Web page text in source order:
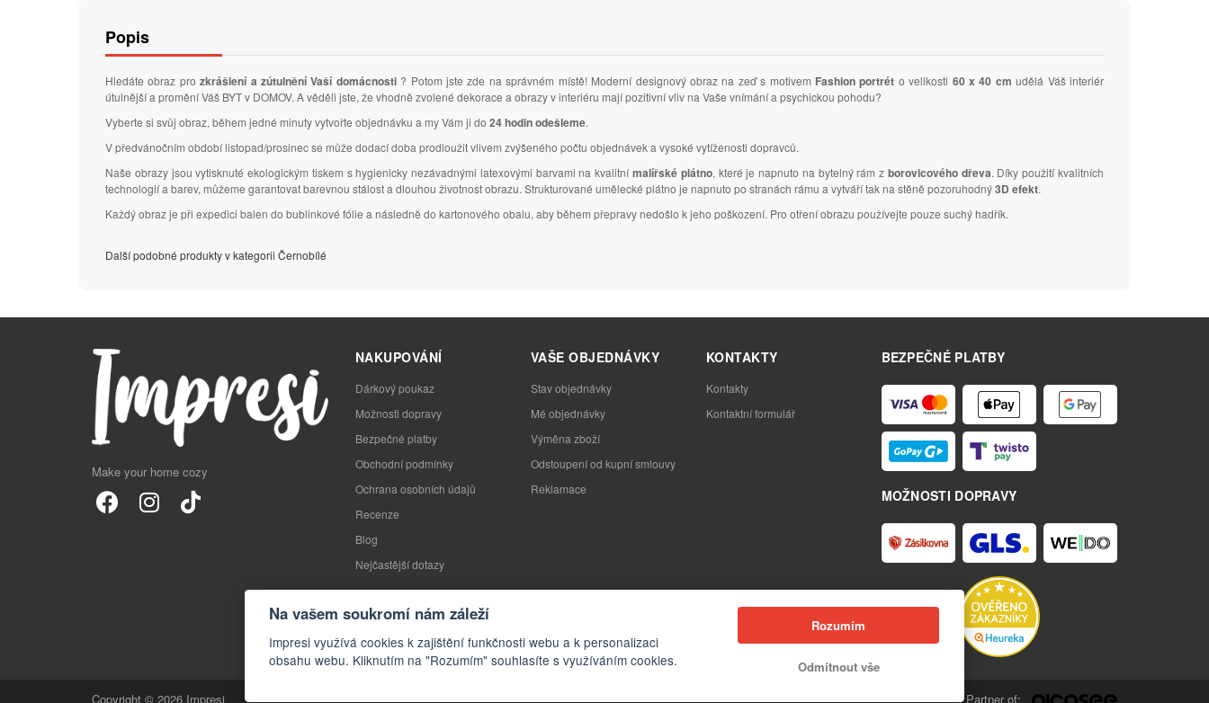
Popis
Hledáte obraz prozkrášlení a zútulnění Vaší domácnosti? Potom jste zde na správném místě! Moderní designový obraz na zeď s motivem Fashion portrét o velikosti 60 x 40 cm udělá Váš interiér
útulnější a promění Váš BYT v DOMOV. A věděli jste, že vhodně zvolené dekorace a obrazy v interiéru mají pozitivní vliv na Vaše vnímání a psychickou pohodu?
Vyberte si svůj obraz, během jedné minuty vytvořte objednávku a my Vám ji do 24 hodin odešleme.
V předvánočním období listopad/prosinec se může dodací doba prodloužit vlivem zvýšeného počtu objednávek a vysoké vytíženosti dopravců.
Naše obrazy jsou vytisknuté ekologickým tiskem s hygienicky nezávadnými latexovými barvami na kvalitnímalířské plátno, které je napnuto na bytelný rám z borovicového dřeva. Díky použití kvalitních
technologií a barev, můžeme garantovat barevnou stálost a dlouhou životnost obrazu. Strukturované umělecké plátno je napnuto po stranách rámu a vytváří tak na stěně pozoruhodný3D efekt.
Každý obraz je při expedici balen do bublinkové fólie a následně do kartonového obalu, aby během přepravy nedošlo k jeho poškození. Pro otření obrazu používejte pouze suchý hadřík.
Další podobné produkty v kategorii Černobílé
Make your home cozy
BEZPEČNÉ PLATBY
MOŽNOSTI DOPRAVY
NAKUPOVÁNÍ
Dárkový poukaz
Možnosti dopravy
Bezpečné platby
Obchodní podmínky
Ochrana osobních údajů
Recenze
Blog
Nejčastější dotazy
VAŠE OBJEDNÁVKY
Stav objednávky
Mé objednávky
Výměna zboží
Odstoupení od kupní smlouvy
Reklamace
KONTAKTY
Kontakty
Kontaktní formulář
Copyright © 2026 Impresi Partner of:
Na vašem soukromí nám záleží
Impresi využívá cookies k zajištění funkčnosti webu a k personalizaci
obsahu webu. Kliknutím na "Rozumím" souhlasíte s využíváním cookies.
Rozumím
Odmítnout vše